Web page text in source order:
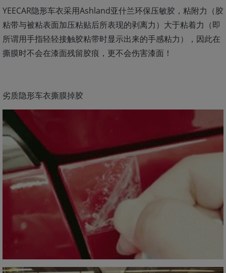
YEECAR隐形车衣采用Ashland亚什兰环保压敏胶，粘附力（胶
粘带与被粘表面加压粘贴后所表现的剥离力）大于粘着力（即
所谓用手指轻轻接触胶粘带时显示出来的手感粘力），因此在
撕膜时不会在漆面残留胶痕，更不会伤害漆面！
劣质隐形车衣撕膜掉胶